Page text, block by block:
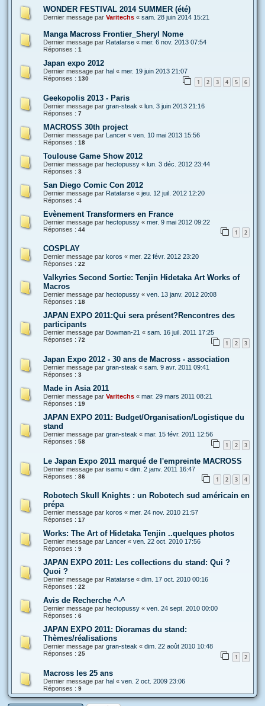
WONDER FESTIVAL 2014 SUMMER (été)
Dernier message par Varitechs « sam. 28 juin 2014 15:21
Manga Macross Frontier_Sheryl Nome
Dernier message par Ratatarse « mer. 6 nov. 2013 07:54
Réponses : 1
Japan expo 2012
Dernier message par hal « mer. 19 juin 2013 21:07
Réponses : 130 1 2 3 4 5 6
Geekopolis 2013 - Paris
Dernier message par gran-steak « lun. 3 juin 2013 21:16
Réponses : 7
MACROSS 30th project
Dernier message par Lancer « ven. 10 mai 2013 15:56
Réponses : 18
Toulouse Game Show 2012
Dernier message par hectopussy « lun. 3 déc. 2012 23:44
Réponses : 3
San Diego Comic Con 2012
Dernier message par Ratatarse « jeu. 12 juil. 2012 12:20
Réponses : 4
Evènement Transformers en France
Dernier message par hectopussy « mer. 9 mai 2012 09:22
Réponses : 44 1 2
COSPLAY
Dernier message par koros « mer. 22 févr. 2012 23:20
Réponses : 22
Valkyries Second Sortie: Tenjin Hidetaka Art Works of
Macros
Dernier message par hectopussy « ven. 13 janv. 2012 20:08
Réponses : 18
JAPAN EXPO 2011:Qui sera présent?Rencontres des
participants
Dernier message par Bowman-21 « sam. 16 juil. 2011 17:25
Réponses : 72 1 2 3
Japan Expo 2012 - 30 ans de Macross - association
Dernier message par gran-steak « sam. 9 avr. 2011 09:41
Réponses : 3
Made in Asia 2011
Dernier message par Varitechs « mar. 29 mars 2011 08:21
Réponses : 19
JAPAN EXPO 2011: Budget/Organisation/Logistique du
stand
Dernier message par gran-steak « mar. 15 févr. 2011 12:56
Réponses : 58 1 2 3
Le Japan Expo 2011 marqué de l'empreinte MACROSS
Dernier message par isamu « dim. 2 janv. 2011 16:47
Réponses : 86 1 2 3 4
Robotech Skull Knights : un Robotech sud américain en
prépa
Dernier message par koros « mer. 24 nov. 2010 21:57
Réponses : 17
Works: The Art of Hidetaka Tenjin ..quelques photos
Dernier message par Lancer « ven. 22 oct. 2010 17:56
Réponses : 9
JAPAN EXPO 2011: Les collections du stand: Qui ?
Quoi ?
Dernier message par Ratatarse « dim. 17 oct. 2010 00:16
Réponses : 22
Avis de Recherche ^-^
Dernier message par hectopussy « ven. 24 sept. 2010 00:00
Réponses : 6
JAPAN EXPO 2011: Dioramas du stand:
Thèmes/réalisations
Dernier message par gran-steak « dim. 22 août 2010 10:48
Réponses : 25 1 2
Macross les 25 ans
Dernier message par hal « ven. 2 oct. 2009 23:06
Réponses : 9